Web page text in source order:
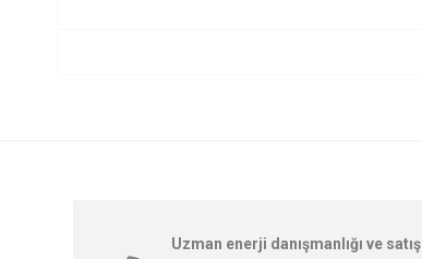
Uzman enerji danışmanlığı ve satış